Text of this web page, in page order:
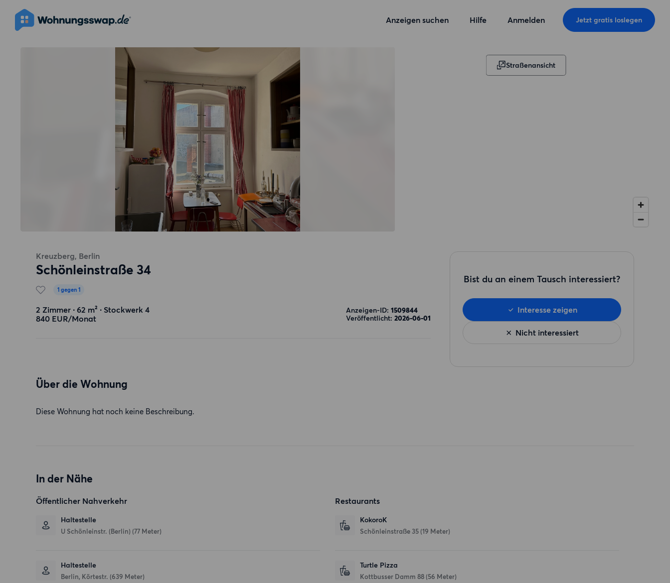
Anzeigen suchen Hilfe Anmelden Jetzt gratis loslegen
Straßenansicht
Kreuzberg, Berlin
Schönleinstraße 34
1 gegen 1
2 Zimmer ∙ 62 m² ∙ Stockwerk 4
840 EUR/Monat
Anzeigen-ID: 1509844
Veröffentlicht: 2026-06-01
Über die Wohnung
Diese Wohnung hat noch keine Beschreibung.
Bist du an einem Tausch interessiert?
Nicht interessiert
Interesse zeigen
In der Nähe
Öffentlicher Nahverkehr
Haltestelle
U Schönleinstr. (Berlin) (77 Meter)
Haltestelle
Berlin, Körtestr. (639 Meter)
Restaurants
KokoroK
Schönleinstraße 35 (19 Meter)
Turtle Pizza
Kottbusser Damm 88 (56 Meter)